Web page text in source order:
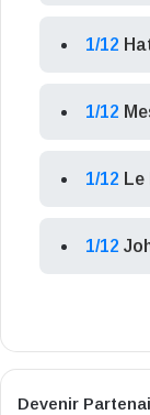
1/12
1/12
1/12
1/12
Devenir